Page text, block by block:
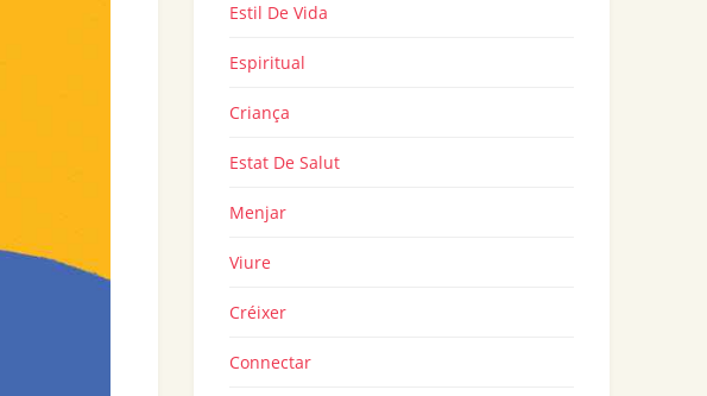
Estil De Vida
Espiritual
Criança
Estat De Salut
Menjar
Viure
Créixer
Connectar